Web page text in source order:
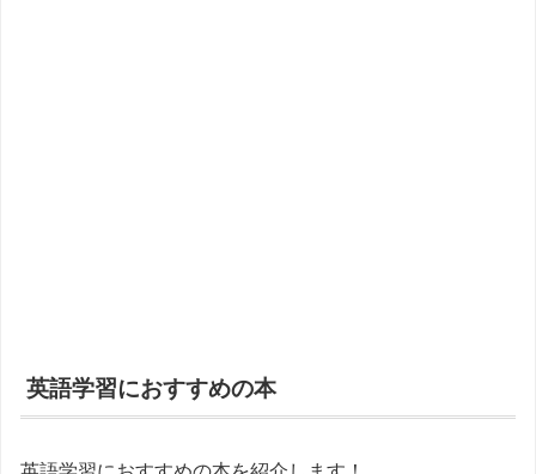
英語学習におすすめの本